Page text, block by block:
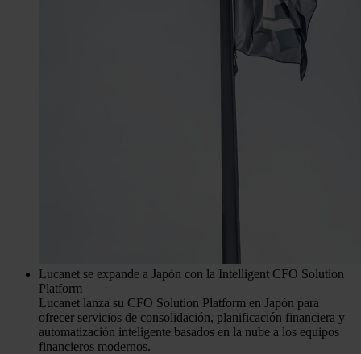
Lucanet se expande a Japón con la Intelligent CFO Solution
Platform
Lucanet lanza su CFO Solution Platform en Japón para
ofrecer servicios de consolidación, planificación financiera y
automatización inteligente basados en la nube a los equipos
financieros modernos.